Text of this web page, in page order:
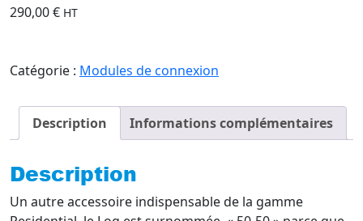
290,00€ HT
Catégorie : Modules de connexion
Description Informations complémentaires
Description
Un autre accessoire indispensable de la gamme